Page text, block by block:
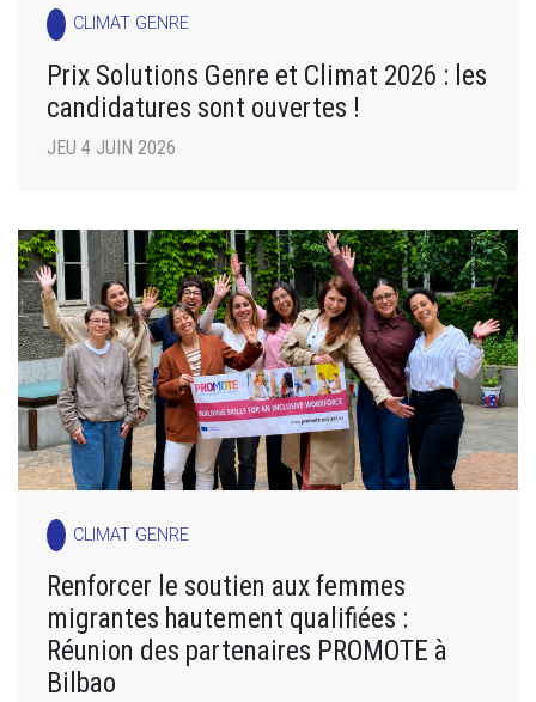
CLIMAT GENRE
Prix Solutions Genre et Climat 2026 : les
candidatures sont ouvertes !
JEU 4 JUIN 2026
CLIMAT GENRE
Renforcer le soutien aux femmes
migrantes hautement qualifiées :
Réunion des partenaires PROMOTE à
Bilbao